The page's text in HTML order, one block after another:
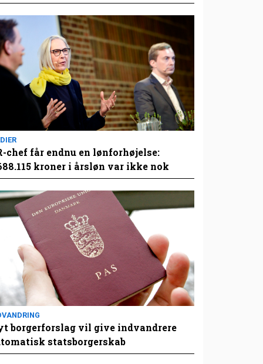
chef får endnu en lønforhøjelse:
kroner i årsløn var ikke nok
borgerforslag vil give indvandrere
statsborgerskab